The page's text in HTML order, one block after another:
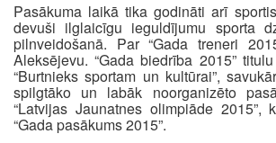
Pasākuma laikā tika godināti arī
devuši ilglaicīgu ieguldījumu sporta
pilnveidošanā. Par “Gada treneri
Aleksējevu. “Gada biedrība 2015”
“Burtnieks sportam un kultūrai”,
spilgtāko un labāk noorganizēto
“Latvijas Jaunatnes olimpiāde 2015”,
“Gada pasākums 2015”.